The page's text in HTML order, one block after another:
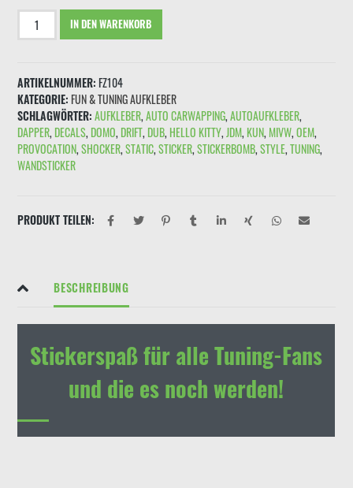
Aufkleber
"MADE
mit
Sternen"
Schwarz
Menge
IN DEN WARENKORB
ARTIKELNUMMER: FZ104
KATEGORIE: FUN & TUNING AUFKLEBER
SCHLAGWÖRTER: AUFKLEBER,AUTO CARWAPPING,AUTOAUFKLEBER,
DAPPER, DECALS, DOMO, DRIFT, DUB, HELLO KITTY,JDM, KUN, MIVW,OEM,
PROVOCATION,SHOCKER,STATIC,STICKER,STICKERBOMB,STYLE,TUNING,
WANDSTICKER
PRODUKT TEILEN:
BESCHREIBUNG
Stickerspaß für alle Tuning-Fans
und die es noch werden!